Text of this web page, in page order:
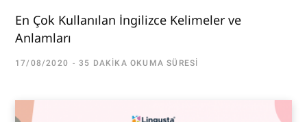
En Çok Kullanılan İngilizce Kelimeler ve
Anlamları
17/08/2020 35 DAKIKA OKUMA SÜRESI